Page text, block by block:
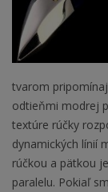
tvarom
odtieňmi modrej
textúre rúčky
dynamických línií
rúčkou a pätkou
paralelu. Pokiaľ